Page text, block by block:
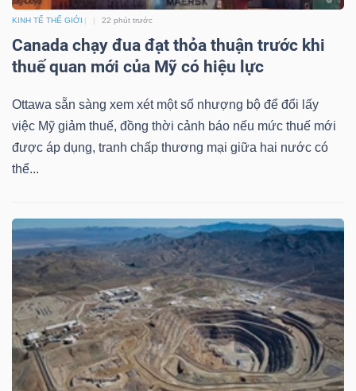
KINH TẾ THẾ GIỚI 22 phút trước
Canada chạy đua đạt thỏa thuận trước khi
thuế quan mới của Mỹ có hiệu lực
Ottawa sẵn sàng xem xét một số nhượng bộ để đổi lấy
việc Mỹ giảm thuế, đồng thời cảnh báo nếu mức thuế mới
được áp dụng, tranh chấp thương mại giữa hai nước có
thể...
Lãnh
đạo
(-)
tức
Bài
viết
của
tác
giả
(-)